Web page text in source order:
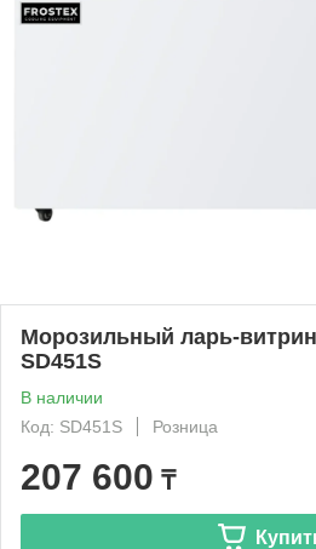
Морозильный ларь-
SD451S
В наличии
Код: SD451S
Розница
207 600 ₸